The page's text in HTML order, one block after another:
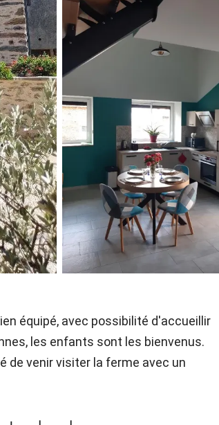
équipé, avec possibilité d'accueillir
les enfants sont les bienvenus.
de venir visiter la ferme avec un